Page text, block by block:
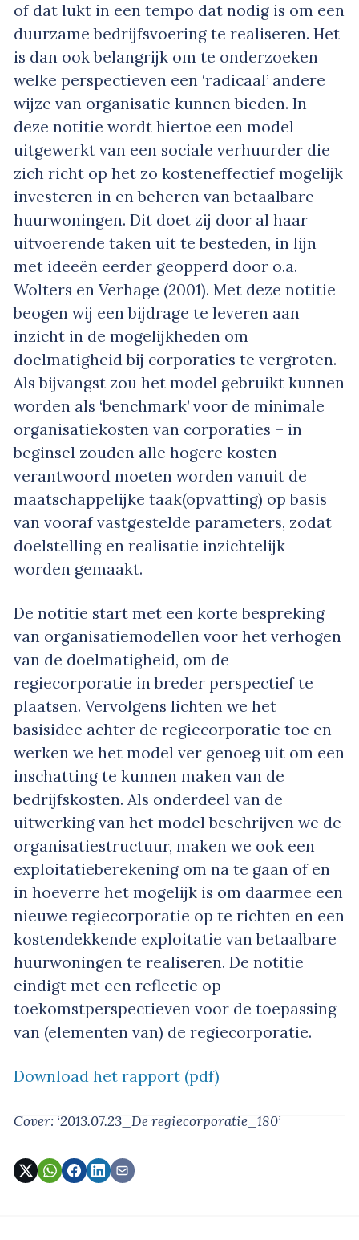
of dat lukt in een tempo dat nodig is om een
duurzame bedrijfsvoering te realiseren. Het
is dan ook belangrijk om te onderzoeken
welke perspectieven een ‘radicaal’ andere
wijze van organisatie kunnen bieden. In
deze notitie wordt hiertoe een model
uitgewerkt van een sociale verhuurder die
zich richt op het zo kosteneffectief mogelijk
investeren in en beheren van betaalbare
huurwoningen. Dit doet zij door al haar
uitvoerende taken uit te besteden, in lijn
met ideeën eerder geopperd door o.a.
Wolters en Verhage (2001). Met deze notitie
beogen wij een bijdrage te leveren aan
inzicht in de mogelijkheden om
doelmatigheid bij corporaties te vergroten.
Als bijvangst zou het model gebruikt kunnen
worden als ‘benchmark’ voor de minimale
organisatiekosten van corporaties – in
beginsel zouden alle hogere kosten
verantwoord moeten worden vanuit de
maatschappelijke taak(opvatting) op basis
van vooraf vastgestelde parameters, zodat
doelstelling en realisatie inzichtelijk
worden gemaakt.
De notitie start met een korte bespreking
van organisatiemodellen voor het verhogen
van de doelmatigheid, om de
regiecorporatie in breder perspectief te
plaatsen. Vervolgens lichten we het
basisidee achter de regiecorporatie toe en
werken we het model ver genoeg uit om een
inschatting te kunnen maken van de
bedrijfskosten. Als onderdeel van de
uitwerking van het model beschrijven we de
organisatiestructuur, maken we ook een
exploitatieberekening om na te gaan of en
in hoeverre het mogelijk is om daarmee een
nieuwe regiecorporatie op te richten en een
kostendekkende exploitatie van betaalbare
huurwoningen te realiseren. De notitie
eindigt met een reflectie op
toekomstperspectieven voor de toepassing
van (elementen van) de regiecorporatie.
Download het rapport (pdf)
Cover: ‘2013.07.23_De regiecorporatie_180’